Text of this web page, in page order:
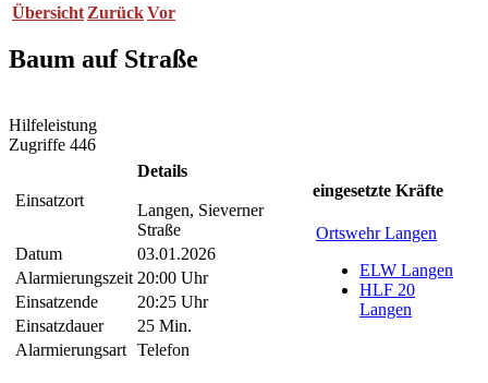
Übersicht ZurückVor
Baum auf Straße
Hilfeleistung
Zugriffe 446
Einsatzort
Details
Langen, Sieverner
Straße
Datum
03.01.2026
Alarmierungszeit 20:00 Uhr
Einsatzende
20:25 Uhr
Einsatzdauer
25 Min.
Alarmierungsart Telefon
eingesetzte Kräfte
Ortswehr Langen
ELW Langen
HLF 20
Langen